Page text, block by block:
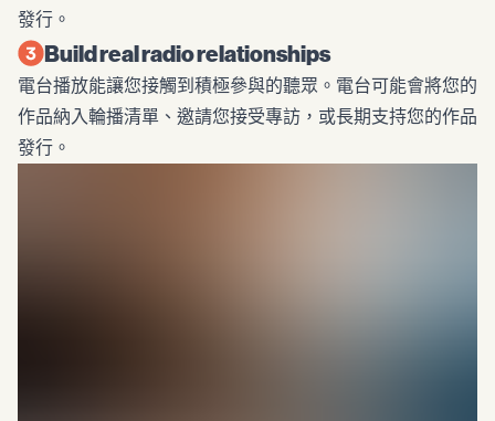
發行。
Build real radio relationships
電台播放能讓您接觸到積極參與的聽眾。電台可能會將您的
作品納入輪播清單、邀請您接受專訪，或長期支持您的作品
發行。